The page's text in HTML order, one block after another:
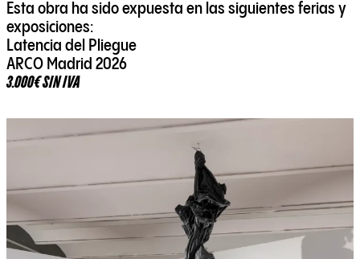
Esta obra ha sido expuesta en las siguientes ferias y
exposiciones:
Latencia del Pliegue
ARCO Madrid 2026
3.000€ SIN IVA